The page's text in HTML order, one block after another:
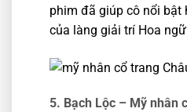
phim đã giúp cô nổi bật
của làng giải trí Hoa
5. Bạch Lộc – Mỹ nhân